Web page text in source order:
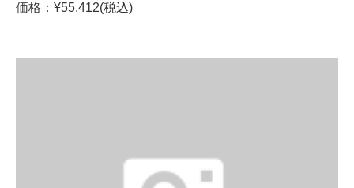
価格：¥55,412(税込)